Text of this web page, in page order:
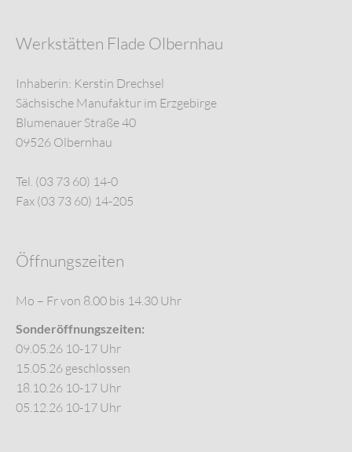
Werkstätten Flade Olbernhau
Inhaberin: Kerstin Drechsel
Sächsische Manufaktur im Erzgebirge
Blumenauer Straße 40
09526 Olbernhau
Tel. (03 73 60) 14-0
Fax (03 73 60) 14-205
Öffnungszeiten
Mo – Fr von 8.00 bis 14.30 Uhr
Sonderöffnungszeiten:
09.05.26 10-17 Uhr
15.05.26 geschlossen
18.10.26 10-17 Uhr
05.12.26 10-17 Uhr